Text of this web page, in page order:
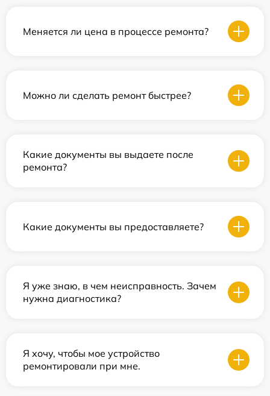
Меняется ли цена в процессе ремонта?
Можно ли сделать ремонт быстрее?
Какие документы вы выдаете после
ремонта?
Какие документы вы предоставляете?
Я уже знаю, в чем неисправность. Зачем
нужна диагностика?
Я хочу, чтобы мое устройство
ремонтировали при мне.